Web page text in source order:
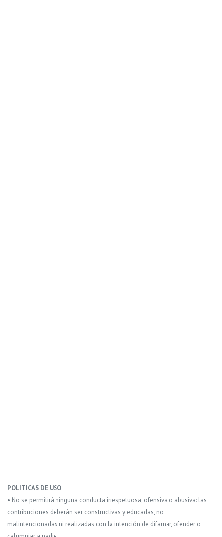
POLITICAS DE USO
• No se permitirá ninguna conducta irrespetuosa, ofensiva o abusiva: las
contribuciones deberán ser constructivas y educadas, no
malintencionadas ni realizadas con la intención de difamar, ofender o